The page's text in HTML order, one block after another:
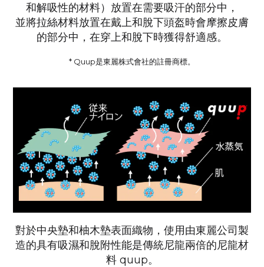
和解吸性的材料）放置在需要吸汗的部分中，
並將拉絲材料放置在戴上和脫下頭盔時會摩擦皮膚
的部分中， 在穿上和脫下時獲得舒適感。
* Quup是東麗株式會社的註冊商標。
對於中央墊和柚木墊表面織物，使用由東麗公司製
造的具有吸濕和脫附性能是傳統尼龍兩倍的尼龍材
料 quup。